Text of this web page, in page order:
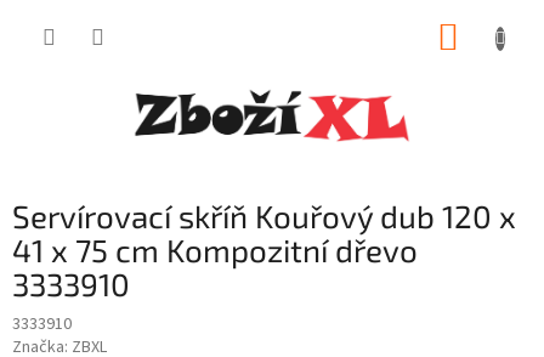
Servírovací skříň Kouřový dub 120 x
41 x 75 cm Kompozitní dřevo
3333910
3333910
Značka: ZBXL